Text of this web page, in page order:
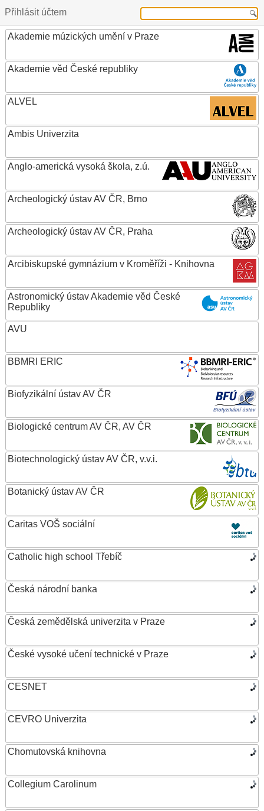
Přihlásit účtem
Akademie múzických umění v Praze
Akademie věd České republiky
ALVEL
Ambis Univerzita
Anglo-americká vysoká škola, z.ú.
Archeologický ústav AV ČR, Brno
Archeologický ústav AV ČR, Praha
Arcibiskupské gymnázium v Kroměříži - Knihovna
Astronomický ústav Akademie věd České
Republiky
AVU
BBMRI ERIC
Biofyzikální ústav AV ČR
Biologické centrum AV ČR, AV ČR
Biotechnologický ústav AV ČR, v.v.i.
Botanický ústav AV ČR
Caritas VOŠ sociální
Catholic high school Třebíč
Česká národní banka
Česká zemědělská univerzita v Praze
České vysoké učení technické v Praze
CESNET
CEVRO Univerzita
Chomutovská knihovna
Collegium Carolinum